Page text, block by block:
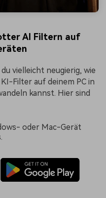
AI Filtern auf
vielleicht neugierig, wie
Filter auf deinem PC in
kannst. Hier sind
oder Mac-Gerät